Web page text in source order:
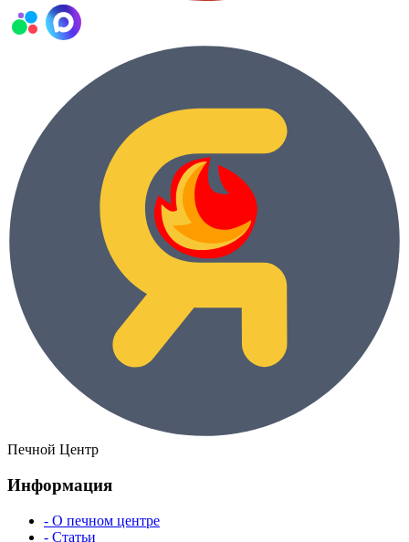
Печной Центр
Информация
- О печном центре
- Статьи